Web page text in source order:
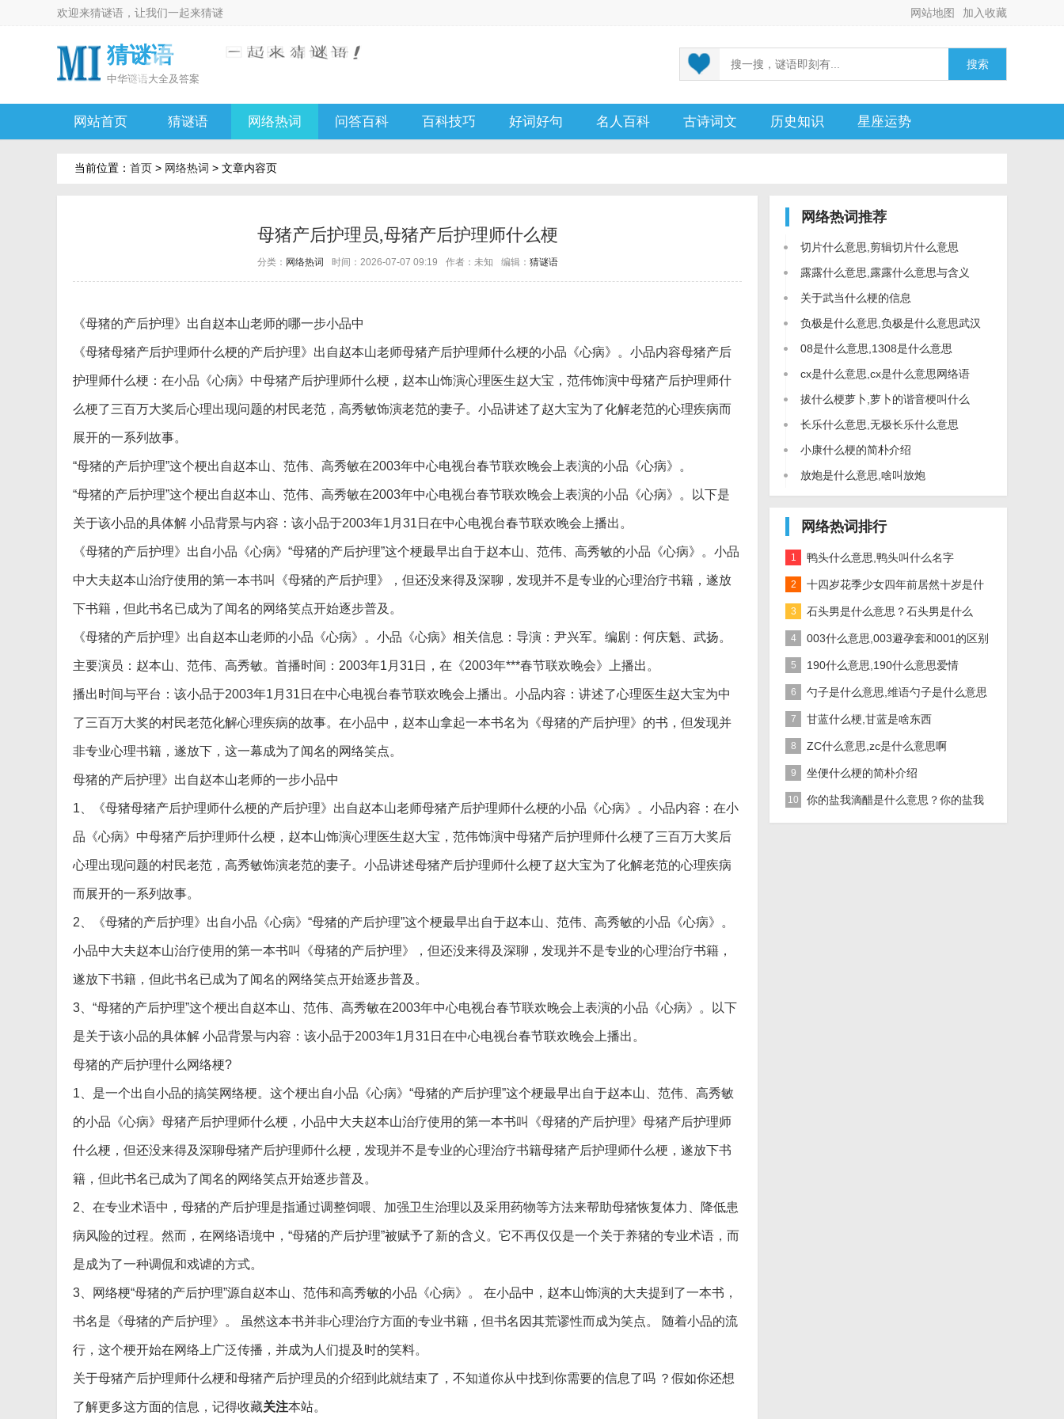
欢迎来猜谜语 ，让我们一起来猜谜 加入收藏
网站地图
猜谜语
中华谜语大全及答案
搜索
网站首页 猜谜语 网络热词 问答百科 百科技巧 好词好句 名人百科 古诗词文 历史知识 星座运势
当前位置： 首页 > 网络热词 > 文章内容页
母猪产后护理员,母猪产后护理师什么梗
分类： 网络热词 时间：2026-07-07 09:19 作者：未知 编辑： 猜谜语
《母猪的产后护理》出自赵本山老师的哪一步小品中
《母猪母猪产后护理师什么梗的产后护理》出自赵本山老师母猪产后护理师什么梗的小品《心病》。小品内容母猪产后
护理师什么梗：在小品《心病》中母猪产后护理师什么梗，赵本山饰演心理医生赵大宝，范伟饰演中母猪产后护理师什
么梗了三百万大奖后心理出现问题的村民老范，高秀敏饰演老范的妻子。小品讲述了赵大宝为了化解老范的心理疾病而
展开的一系列故事。
“母猪的产后护理”这个梗出自赵本山、范伟、高秀敏在2003年中心电视台春节联欢晚会上表演的小品《心病》。
“母猪的产后护理”这个梗出自赵本山、范伟、高秀敏在2003年中心电视台春节联欢晚会上表演的小品《心病》。以下是
关于该小品的具体解 小品背景与内容：该小品于2003年1月31日在中心电视台春节联欢晚会上播出。
《母猪的产后护理》出自小品《心病》“母猪的产后护理”这个梗最早出自于赵本山、范伟、高秀敏的小品《心病》。小品
中大夫赵本山治疗使用的第一本书叫《母猪的产后护理》，但还没来得及深聊，发现并不是专业的心理治疗书籍，遂放
下书籍，但此书名已成为了闻名的网络笑点开始逐步普及。
《母猪的产后护理》出自赵本山老师的小品《心病》。小品《心病》相关信息：导演：尹兴军。编剧：何庆魁、武扬。
主要演员：赵本山、范伟、高秀敏。首播时间：2003年1月31日，在《2003年***春节联欢晚会》上播出。
播出时间与平台：该小品于2003年1月31日在中心电视台春节联欢晚会上播出。小品内容：讲述了心理医生赵大宝为中
了三百万大奖的村民老范化解心理疾病的故事。在小品中，赵本山拿起一本书名为《母猪的产后护理》的书，但发现并
非专业心理书籍，遂放下，这一幕成为了闻名的网络笑点。
母猪的产后护理》出自赵本山老师的一步小品中
1、《母猪母猪产后护理师什么梗的产后护理》出自赵本山老师母猪产后护理师什么梗的小品《心病》。小品内容：在小
品《心病》中母猪产后护理师什么梗，赵本山饰演心理医生赵大宝，范伟饰演中母猪产后护理师什么梗了三百万大奖后
心理出现问题的村民老范，高秀敏饰演老范的妻子。小品讲述母猪产后护理师什么梗了赵大宝为了化解老范的心理疾病
而展开的一系列故事。
2、《母猪的产后护理》出自小品《心病》“母猪的产后护理”这个梗最早出自于赵本山、范伟、高秀敏的小品《心病》。
小品中大夫赵本山治疗使用的第一本书叫《母猪的产后护理》，但还没来得及深聊，发现并不是专业的心理治疗书籍，
遂放下书籍，但此书名已成为了闻名的网络笑点开始逐步普及。
3、“母猪的产后护理”这个梗出自赵本山、范伟、高秀敏在2003年中心电视台春节联欢晚会上表演的小品《心病》。以下
是关于该小品的具体解 小品背景与内容：该小品于2003年1月31日在中心电视台春节联欢晚会上播出。
母猪的产后护理什么网络梗?
1、是一个出自小品的搞笑网络梗。这个梗出自小品《心病》“母猪的产后护理”这个梗最早出自于赵本山、范伟、高秀敏
的小品《心病》母猪产后护理师什么梗，小品中大夫赵本山治疗使用的第一本书叫《母猪的产后护理》母猪产后护理师
什么梗，但还没来得及深聊母猪产后护理师什么梗，发现并不是专业的心理治疗书籍母猪产后护理师什么梗，遂放下书
籍，但此书名已成为了闻名的网络笑点开始逐步普及。
2、在专业术语中，母猪的产后护理是指通过调整饲喂、加强卫生治理以及采用药物等方法来帮助母猪恢复体力、降低患
病风险的过程。然而，在网络语境中，“母猪的产后护理”被赋予了新的含义。它不再仅仅是一个关于养猪的专业术语，而
是成为了一种调侃和戏谑的方式。
3、网络梗“母猪的产后护理”源自赵本山、范伟和高秀敏的小品《心病》。 在小品中，赵本山饰演的大夫提到了一本书，
书名是《母猪的产后护理》。 虽然这本书并非心理治疗方面的专业书籍，但书名因其荒谬性而成为笑点。 随着小品的流
行，这个梗开始在网络上广泛传播，并成为人们提及时的笑料。
关于母猪产后护理师什么梗和母猪产后护理员的介绍到此就结束了，不知道你从中找到你需要的信息了吗 ？假如你还想
了解更多这方面的信息，记得收藏关注本站。
网络热词推荐
切片什么意思,剪辑切片什么意思
露露什么意思,露露什么意思与含义
关于武当什么梗的信息
负极是什么意思,负极是什么意思武汉
话
08是什么意思,1308是什么意思
cx是什么意思,cx是什么意思网络语
拔什么梗萝卜,萝卜的谐音梗叫什么
长乐什么意思,无极长乐什么意思
小康什么梗的简朴介绍
放炮是什么意思,啥叫放炮
网络热词排行
1 鸭头什么意思,鸭头叫什么名字
2 十四岁花季少女四年前居然十岁是什
么意思？是什么梗？
3 石头男是什么意思？石头男是什么
梗？
4 003什么意思,003避孕套和001的区别
5 190什么意思,190什么意思爱情
6 勺子是什么意思,维语勺子是什么意思
7 甘蓝什么梗,甘蓝是啥东西
8 ZC什么意思,zc是什么意思啊
9 坐便什么梗的简朴介绍
10 你的盐我滴醋是什么意思？你的盐我
滴醋是什么梗？